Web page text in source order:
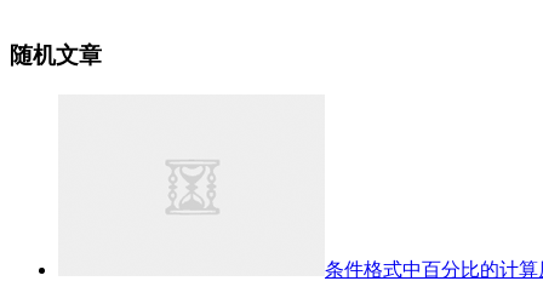
随机文章
条件格式中百分比的计算